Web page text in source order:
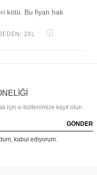
kötü. Bu fiyatı hak
2XL ·
için e-bültenimize kayıt olun.
GÖNDER
kabul ediyorum.